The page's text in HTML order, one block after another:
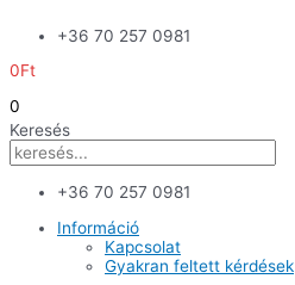
+36 70 257 0981
0Ft
0
Keresés
+36 70 257 0981
Információ
Kapcsolat
Gyakran feltett kérdések